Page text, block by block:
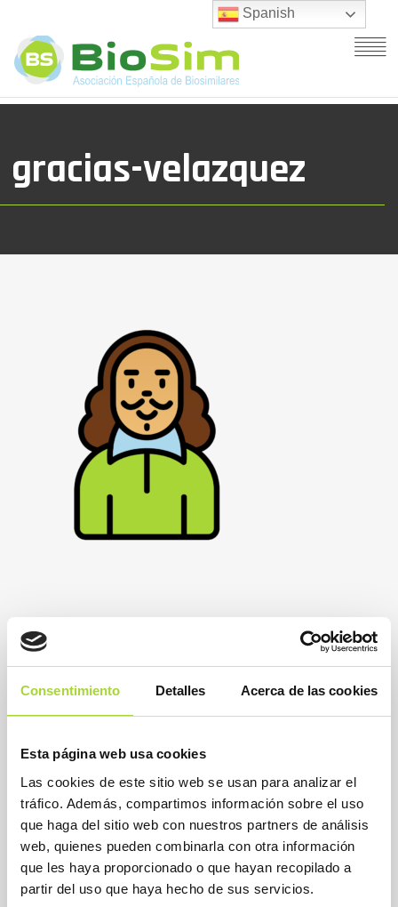
Consentimiento Detalles Acerca de las cookies
Esta página web usa cookies
Las cookies de este sitio web se usan para analizar el
tráfico. Además, compartimos información sobre el uso
que haga del sitio web con nuestros partners de análisis
web, quienes pueden combinarla con otra información
que les haya proporcionado o que hayan recopilado a
partir del uso que haya hecho de sus servicios.
gracias-velazquez
BioSim
Asociación Española de Medicamentos Biosimilares
Calle Condesa de Venadito, 1
Spanish